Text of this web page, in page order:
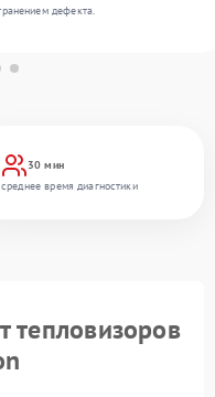
30 мин
среднее время диагностики
дефекта.
тепловизоров